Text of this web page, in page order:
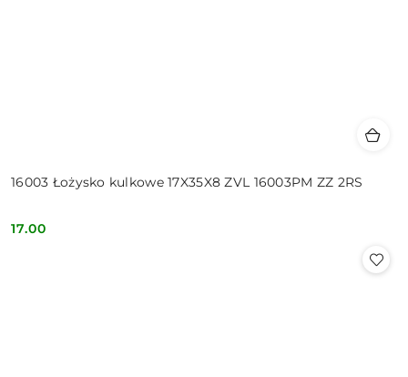
16003 Łożysko kulkowe 17X35X8 ZVL 16003PM ZZ 2RS
Cena:
17.00